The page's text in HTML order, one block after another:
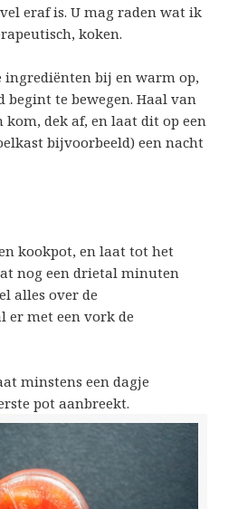
eraf is. U mag raden wat ik
koken.
ingrediënten bij en warm op,
begint te bewegen. Haal van
dek af, en laat dit op een
bijvoorbeeld) een nacht
kookpot, en laat tot het
nog een drietal minuten
alles over de
er met een vork de
minstens een dagje
pot aanbreekt.